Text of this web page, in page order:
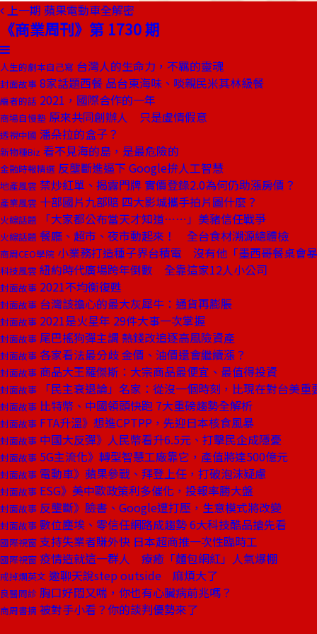
上一期 蘋果電動車全解密
《商業周刊》第 1730 期
人生的劇本自己寫 台灣人的生命力，不羈的靈魂
封面故事 8家話題西餐 品台東海味、啖親民米其林級餐
編者的話 2021，國際合作的一年
商場自慢塾 原來共同創辦人 只是虛情假意
透視中國 潘朵拉的盒子？
新物種Biz 看不見海的島，是最危險的
金融時報精選 反壟斷進逼下 Google拚人工智慧
地產風雲 禁炒紅單、揭露門牌 實價登錄2.0為何仍助漲房價？
產業風雲 十部國片九部賠 四大影城攜手拍片圖什麼？
火線話題 「大家都公布當天才知道⋯⋯」美豬信任戰爭
火線話題 餐廳、超市、夜市動起來！ 全台食材溯源總體檢
商周CEO學院 小業務打造種子界台積電 沒有他「墨西哥餐桌會
科技風雲 紐約時代廣場跨年倒數 全靠這家12人小公司
封面故事 2021不均衡復甦
封面故事 台灣該擔心的最大灰犀牛：通貨再膨脹
封面故事 2021是火星年 29件大事一次掌握
封面故事 尾巴搖狗彈主調 熱錢改追逐高風險資產
封面故事 各家看法最分歧 金價、油價還會繼續漲？
封面故事 商品大王羅傑斯：大宗商品最便宜、最值得投資
封面故事 「民主衰退論」名家：從沒一個時刻，比現在對台美重
封面故事 比特幣、中國領頭快跑 7大重磅趨勢全解析
封面故事 FTA升溫》想進CPTPP，先迎日本核食風暴
封面故事 中國大反彈》人民幣看升6.5元、打擊民企成隱憂
封面故事 5G主流化》轉型智慧工廠靠它，產值將達500億元
封面故事 電動車》蘋果參戰、拜登上任，打破泡沫疑慮
封面故事 ESG》美中歐政策利多催化，投報率勝大盤
封面故事 反壟斷》臉書、Google遭打壓，生意模式將改變
封面故事 數位塵埃、零信任網路成趨勢 6大科技酷品搶先看
國際視窗 支持失業者賺外快 日本超商推一次性臨時工
國際視窗 疫情造就這一群人 療癒「麵包網紅」人氣爆棚
戒掉爛英文 邀聊天說step outside 麻煩大了
良醫問診 胸口好悶又喘，你也有心臟病前兆嗎？
商周書摘 被對手小看？你的談判優勢來了